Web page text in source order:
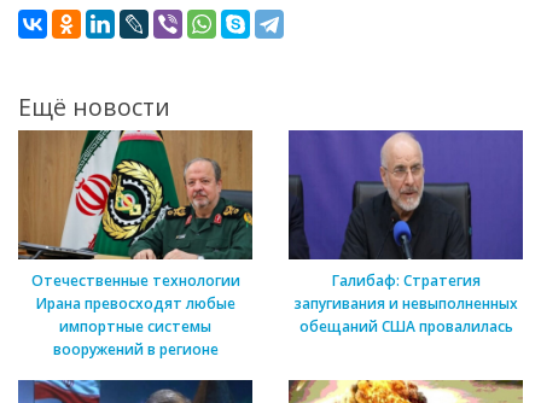
Ещё новости
Отечественные технологии
Ирана превосходят любые
импортные системы
вооружений в регионе
Галибаф: Стратегия
запугивания и невыполненных
обещаний США провалилась